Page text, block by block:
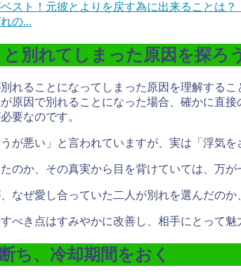
スト！元彼とよりを戻す為に出来ることは？
の...
別れてしまった原因を探ろ
れることになってしまった原因を理解する こ
原因で別れることになった場合、確かに直
要なのです。
が悪い」と言われていますが、実は「浮気
のか、その真実から目を背けていては、万
なぜ愛し合っていた二人が別れを選んだの
べき点はすみやかに改善し、相手にとって魅
ち、冷却期間をおく